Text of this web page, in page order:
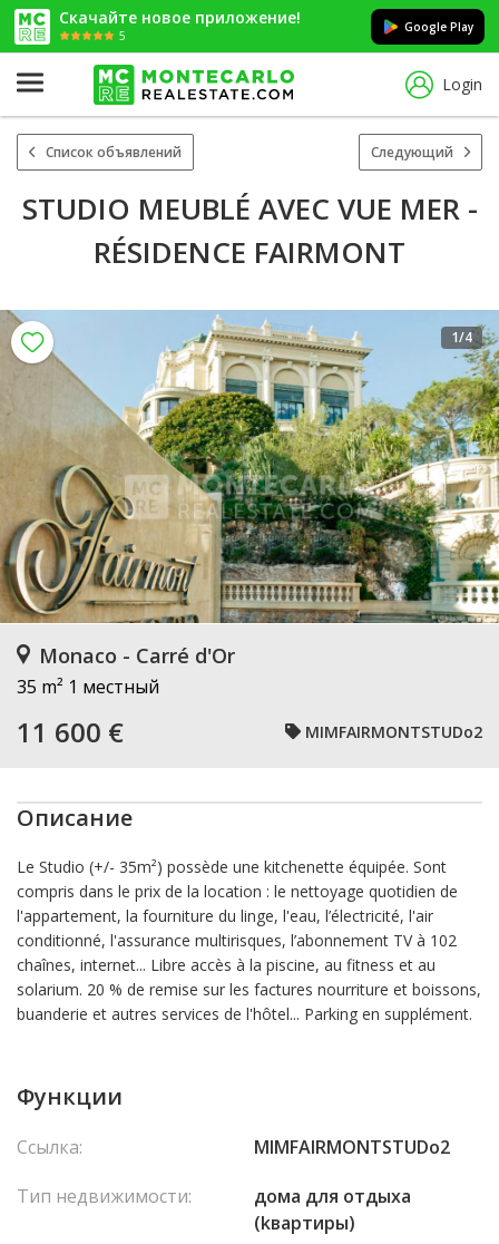
Скачайте новое приложение!
5
Google Play
Login
Список объявлений Следующий
STUDIO MEUBLÉ AVEC VUE MER -
RÉSIDENCE FAIRMONT
1/4
Monaco - Carré d'Or
35 m² 1 местный
11 600 € MIMFAIRMONTSTUDo2
Описание
Le Studio (+/- 35m²) possède une kitchenette équipée. Sont
compris dans le prix de la location : le nettoyage quotidien de
l'appartement, la fourniture du linge, l'eau, l’électricité, l'air
conditionné, l'assurance multirisques, l’abonnement TV à 102
chaînes, internet... Libre accès à la piscine, au fitness et au
solarium. 20 % de remise sur les factures nourriture et boissons,
buanderie et autres services de l'hôtel... Parking en supplément.
Функции
Ссылка:
MIMFAIRMONTSTUDo2
Тип недвижимости:
домa для отдыха
(kвартиры)